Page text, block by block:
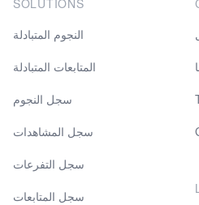
SOLUTIONS
النجوم المتبادلة
المتابعات المتبادلة
سجل النجوم
سجل المشاهدات
سجل التفرعات
سجل المتابعات